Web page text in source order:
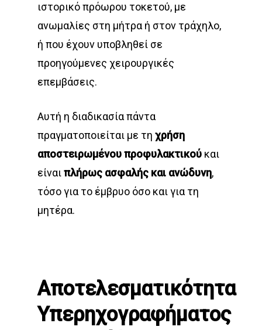
ιστορικό πρόωρου τοκετού, με
ανωμαλίες στη μήτρα ή στον τράχηλο,
ή που έχουν υποβληθεί σε
προηγούμενες χειρουργικές
επεμβάσεις.
Αυτή η διαδικασία πάντα
πραγματοποιείται με τη χρήση
αποστειρωμένου προφυλακτικού και
είναιπλήρως ασφαλής και ανώδυνη,
τόσο για το έμβρυο όσο και για τη
μητέρα.
Αποτελεσματικότητα
Υπερηχογραφήματος